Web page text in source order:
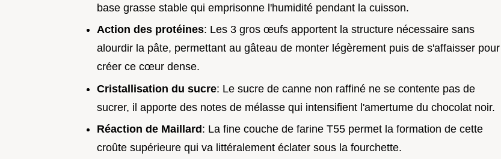
base grasse stable qui emprisonne l'humidité pendant la cuisson.
Action des protéines: Les 3 gros œufs apportent la structure nécessaire sans
alourdir la pâte, permettant au gâteau de monter légèrement puis de s'affaisser pour
créer ce cœur dense.
Cristallisation du sucre: Le sucre de canne non raffiné ne se contente pas de
sucrer, il apporte des notes de mélasse qui intensifient l'amertume du chocolat noir.
Réaction de Maillard : La fine couche de farine T55 permet la formation de cette
croûte supérieure qui va littéralement éclater sous la fourchette.